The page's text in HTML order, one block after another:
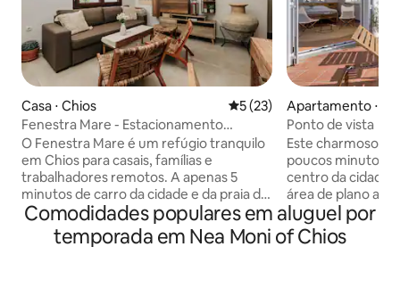
Casa ⋅ Chios 5 de uma avaliação média
5 (23)
Fenestra Mare - Estacionamento
privativo, 5 minutos da cidade e praia
O Fenestra Mare é um refúgio tranquilo
em Chios para casais, famílias e
trabalhadores remotos. A apenas 5
minutos de carro da cidade e da praia de
Agia Paraskevi, dispõe de
estacionamento privativo, varanda com
vista para o mar, ar condicionado
Apartamento ⋅
Ponto de vista
Este charmoso
poucos minutos
centro da cidade,
área de plano
tamanho queen,
totalmente
uma lareira, uma
Comodidades populares em aluguel por
temporada em Nea Moni of Chios